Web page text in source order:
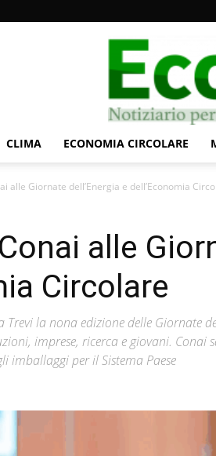
CLIMA ECONOMIA CIRCOLARE
alle Giornate dell’Energia e dell’Economia
alle
Circolare
la nona edizione delle Giornate
imprese, ricerca e giovani.
imballaggi per il Sistema Paese